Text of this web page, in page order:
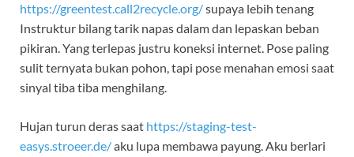
https://greentest.call2recycle.org/supaya lebih tenang
Instruktur bilang tarik napas dalam dan lepaskan beban
pikiran. Yang terlepas justru koneksi internet. Pose paling
sulit ternyata bukan pohon, tapi pose menahan emosi saat
sinyal tiba tiba menghilang.
Hujan turun deras saat https://staging-test-
easys.stroeer.de/aku lupa membawa payung. Aku berlari